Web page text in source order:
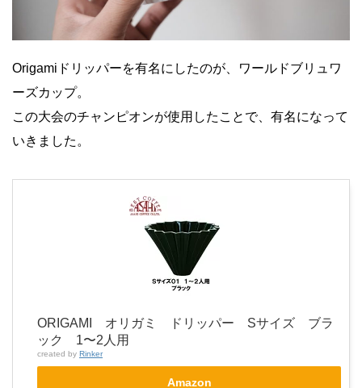
Origamiドリッパーを有名にしたのが、ワールドブリュワ
ーズカップ。
この大会のチャンピオンが使用したことで、有名になって
いきました。
ORIGAMI オリガミ ドリッパー Sサイズ ブラ
ック 1〜2人用
created by Rinker
Amazon